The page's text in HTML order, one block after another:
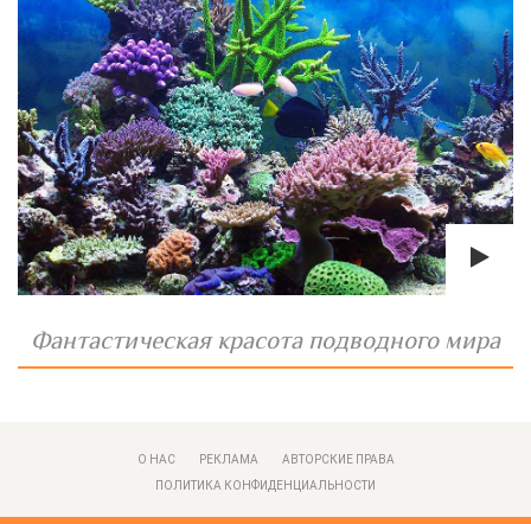
Фантастическая красота подводного мира
О НАС РЕКЛАМА
АВТОРСКИЕ ПРАВА
ПОЛИТИКА КОНФИДЕНЦИАЛЬНОСТИ